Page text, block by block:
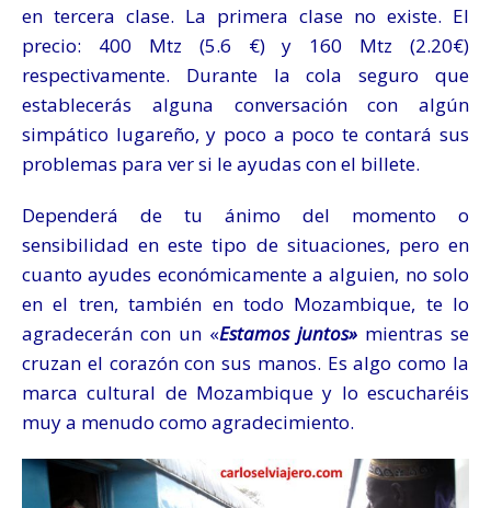
en tercera clase. La primera clase no existe. El
precio: 400 Mtz (5.6 €) y 160 Mtz (2.20€)
respectivamente. Durante la cola seguro que
establecerás alguna conversación con algún
simpático lugareño, y poco a poco te contará sus
problemas para ver si le ayudas con el billete.
Dependerá de tu ánimo del momento o
sensibilidad en este tipo de situaciones, pero en
cuanto ayudes económicamente a alguien, no solo
en el tren, también en todo Mozambique, te lo
agradecerán con un «Estamos juntos» mientras se
cruzan el corazón con sus manos. Es algo como la
marca cultural de Mozambique y lo escucharéis
muy a menudo como agradecimiento.